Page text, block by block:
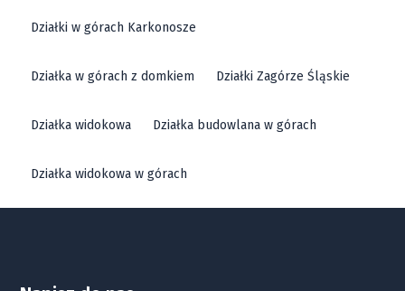
Działki w górach Karkonosze
Działka w górach z domkiem Działki Zagórze Śląskie
Działka widokowa Działka budowlana w górach
Działka widokowa w górach